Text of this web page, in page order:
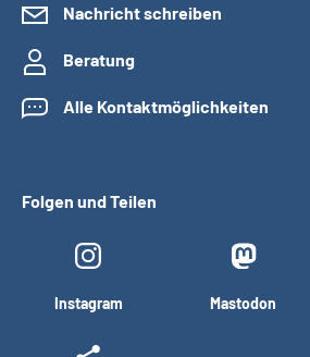
Nachricht schreiben
Beratung
Alle Kontaktmöglichkeiten
Folgen und Teilen
Instagram Mastodon